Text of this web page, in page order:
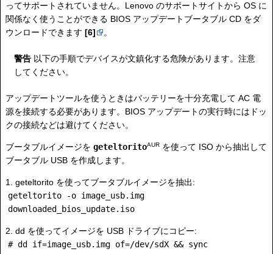
ってサポートされていません。Lenovo のサポートサイトから OS に
関係なく使うことができる BIOS アップデートブータブル CD をダ
ウンロードできます [6] 。
警告 以下の手順でデバイスが文鎮化する危険があります。注意
してください。
アップデートツールを使うときはバッテリーを十分充電して AC 電
源を接続する必要があります。BIOS アップデートの実行時にはドッ
クの接続などは避けてください。
ブータブルイメージを geteltoritoAUR を使って ISO から抽出して
ブータブル USB を作成します。
1. geteltorito を使ってブータブルイメージを抽出:
geteltorito -o image_usb.img
downloaded_bios_update.iso
2. dd を使ってイメージを USB ドライブにコピー:
# dd if᐀image_usb.img of᐀/dev/sdX && sync